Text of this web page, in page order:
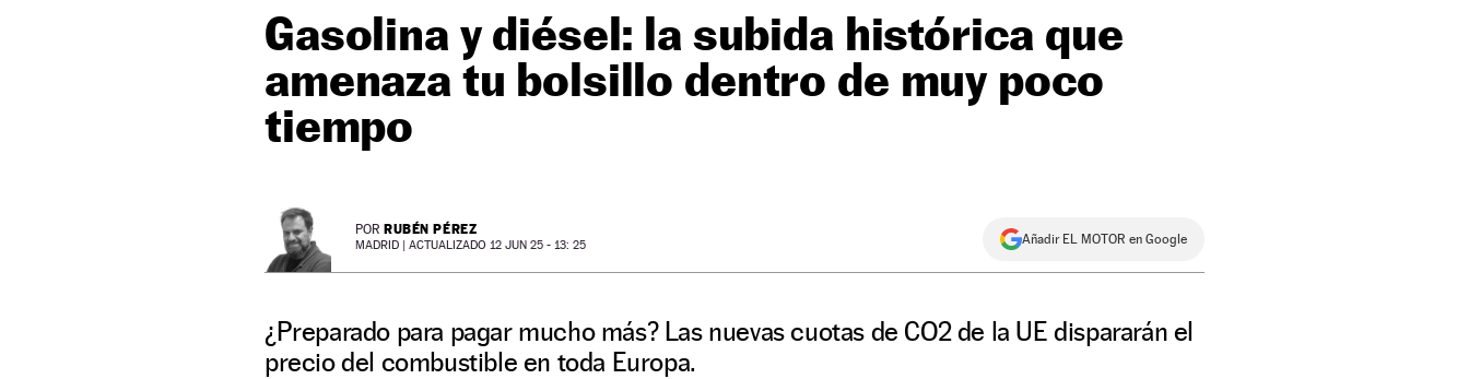
Gasolina y diésel: la subida histórica que
amenaza tu bolsillo dentro de muy poco
tiempo
POR RUBÉN PÉREZ
MADRID | ACTUALIZADO 12 JUN 25 - 13: 25 Añadir EL MOTOR en Google
¿Preparado para pagar mucho más? Las nuevas cuotas de CO2 de la UE dispararán el
precio del combustible en toda Europa.